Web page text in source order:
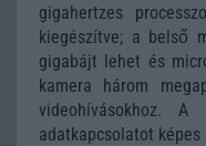
gigahertzes
kiegészítve; a belső
gigabájt lehet és
kamera három
videohívásokhoz.
adatkapcsolatot